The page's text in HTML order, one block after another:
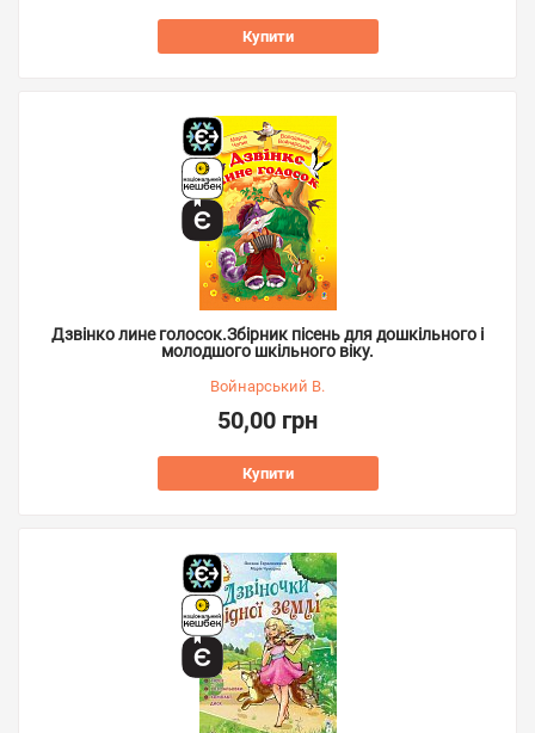
Купити
Дзвінко лине голосок.Збірник пісень для дошкільного і
молодшого шкільного віку.
Войнарський В.
50,00 грн
Купити